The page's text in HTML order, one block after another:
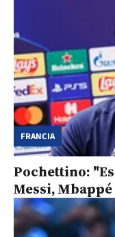
FRANCIA
Pochettino:
Messi,